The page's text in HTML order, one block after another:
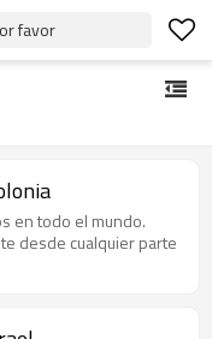
favor
en todo el mundo.
desde cualquier parte